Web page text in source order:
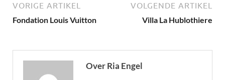
VORIGE ARTIKEL
Fondation Louis Vuitton
VOLGENDE ARTIKEL
Villa La Hublothiere
Over Ria Engel